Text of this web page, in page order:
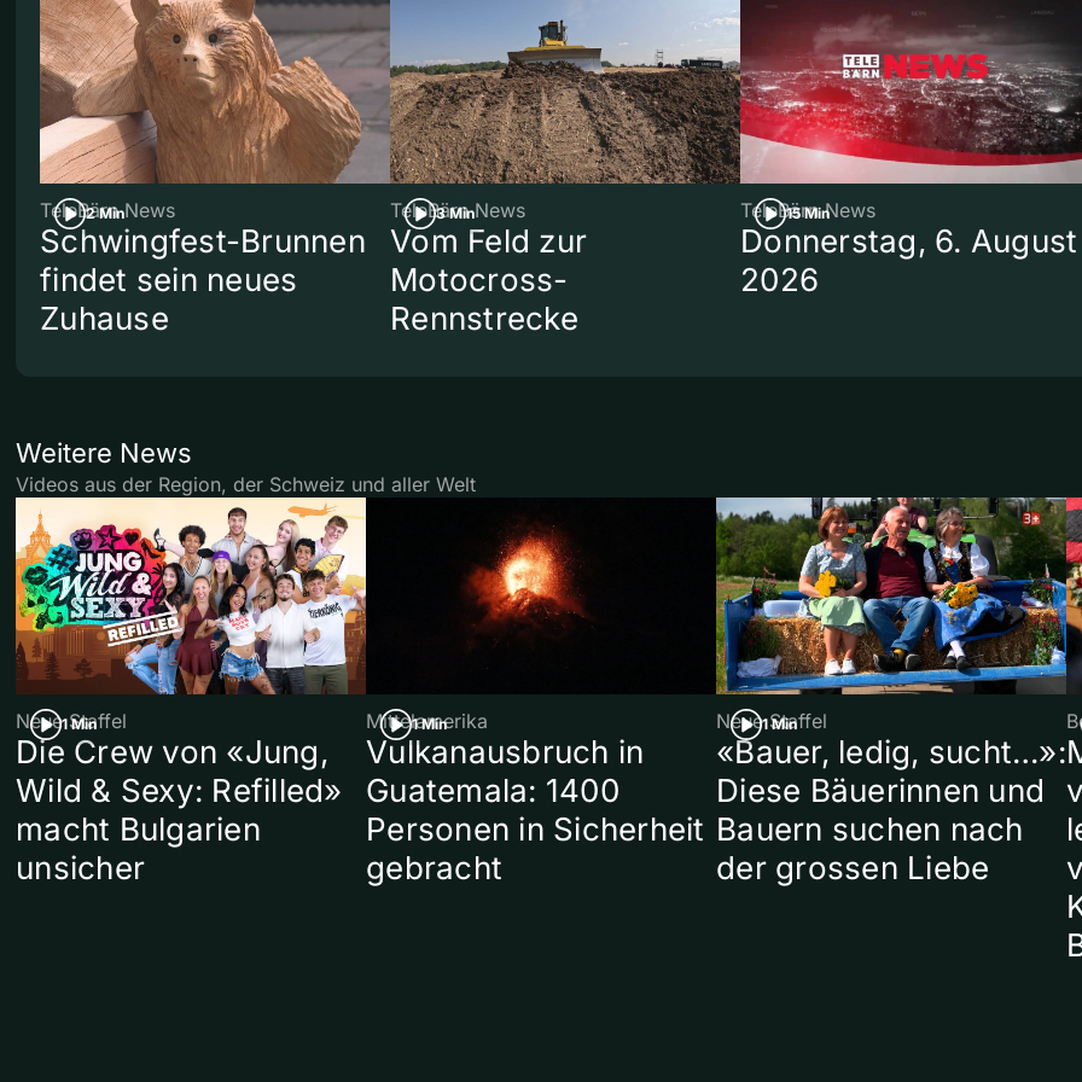
2 Min
TeleBärn News
Schwingfest-Brunnen
findet sein neues
Zuhause
3 Min
TeleBärn News
Vom Feld zur
Motocross-
Rennstrecke
15 Min
TeleBärn News
Donnerstag, 6. August
2026
Weitere News
Videos aus der Region, der Schweiz und aller Welt
1 Min
Neue Staffel
Die Crew von «Jung,
Wild & Sexy: Refilled»
macht Bulgarien
unsicher
1 Min
Mittelamerika
Vulkanausbruch in
Guatemala: 1400
Personen in Sicherheit
gebracht
1 Min
Neue Staffel
«Bauer, ledig, sucht…»:
Diese Bäuerinnen und
Bauern suchen nach
der grossen Liebe